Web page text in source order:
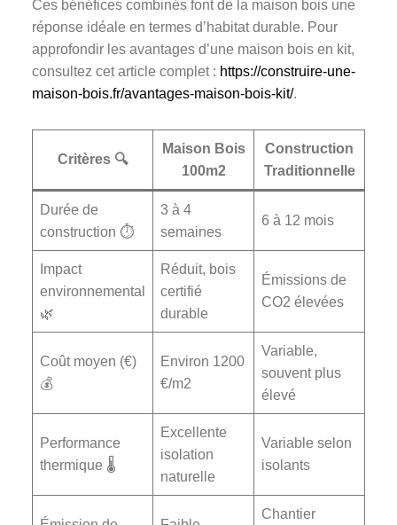
Ces bénéfices combinés font de la maison bois une
réponse idéale en termes d’habitat durable. Pour
approfondir les avantages d’une maison bois en kit,
consultez cet article complet : https://construire-une-
maison-bois.fr/avantages-maison-bois-kit/.
Critères 🔍
Maison Bois
100m2
Construction
Traditionnelle
Durée de
construction ⏱️
3 à 4
semaines
6 à 12 mois
Impact
environnemental
🌿
Réduit, bois
certifié
durable
Émissions de
CO2 élevées
Coût moyen (€)
💰
Environ 1200
€/m2
Variable,
souvent plus
élevé
Performance
thermique 🌡️
Excellente
isolation
naturelle
Variable selon
isolants
Chantier